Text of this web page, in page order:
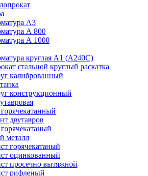
А3
А 800
А 1000
круглая А1 (А240C)
стальной круглый раскатка
калиброванный
конструкционный
двутавров
металл
горячекатаный
оцинкованный
просечно вытяжной
рифленый